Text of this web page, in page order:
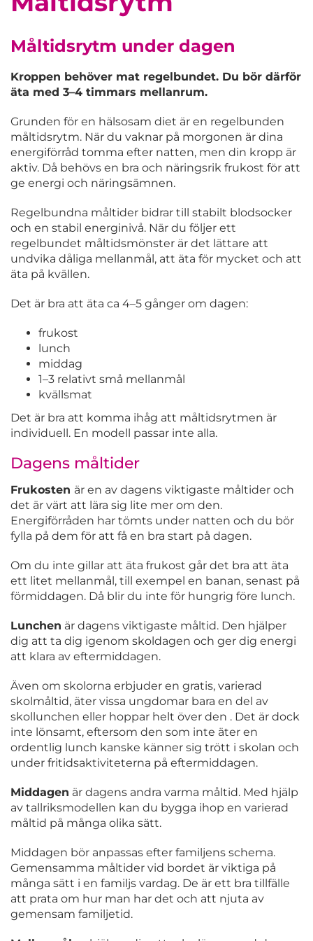
Måltidsrytm under dagen
Kroppen behöver mat regelbundet. Du bör därför
äta med 3–4 timmars mellanrum.
Grunden för en hälsosam diet är en regelbunden
måltidsrytm. När du vaknar på morgonen är dina
energiförråd tomma efter natten, men din kropp är
aktiv. Då behövs en bra och näringsrik frukost för att
ge energi och näringsämnen.
Regelbundna måltider bidrar till stabilt blodsocker
och en stabil energinivå. När du följer ett
regelbundet måltidsmönster är det lättare att
undvika dåliga mellanmål, att äta för mycket och att
äta på kvällen.
Det är bra att äta ca 4–5 gånger om dagen:
frukost
lunch
middag
1–3 relativt små mellanmål
kvällsmat
Det är bra att komma ihåg att måltidsrytmen är
individuell. En modell passar inte alla.
Dagens måltider
Frukosten är en av dagens viktigaste måltider och
det är värt att lära sig lite mer om den.
Energiförråden har tömts under natten och du bör
fylla på dem för att få en bra start på dagen.
Om du inte gillar att äta frukost går det bra att äta
ett litet mellanmål, till exempel en banan, senast på
förmiddagen. Då blir du inte för hungrig före lunch.
Lunchen är dagens viktigaste måltid. Den hjälper
dig att ta dig igenom skoldagen och ger dig energi
att klara av eftermiddagen.
Även om skolorna erbjuder en gratis, varierad
skolmåltid, äter vissa ungdomar bara en del av
skollunchen eller hoppar helt över den . Det är dock
inte lönsamt, eftersom den som inte äter en
ordentlig lunch kanske känner sig trött i skolan och
under fritidsaktiviteterna på eftermiddagen.
Middagen är dagens andra varma måltid. Med hjälp
av tallriksmodellen kan du bygga ihop en varierad
måltid på många olika sätt.
Middagen bör anpassas efter familjens schema.
Gemensamma måltider vid bordet är viktiga på
många sätt i en familjs vardag. De är ett bra tillfälle
att prata om hur man har det och att njuta av
gemensam familjetid.